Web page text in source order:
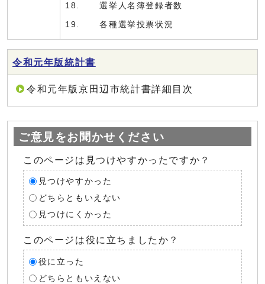
18. 選挙人名簿登録者数
19. 各種選挙投票状況
令和元年版統計書
令和元年版京田辺市統計書詳細目次
ご意見をお聞かせください
このページは見つけやすかったですか？
見つけやすかった
どちらともいえない
見つけにくかった
このページは役に立ちましたか？
役に立った
どちらともいえない